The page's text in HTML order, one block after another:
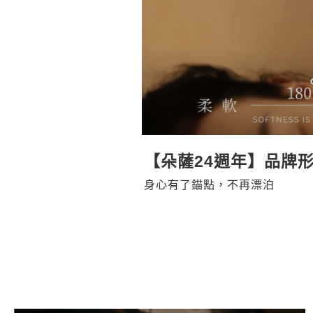
【朵薩24週年】品牌
身心有了錨點，不再漂泊